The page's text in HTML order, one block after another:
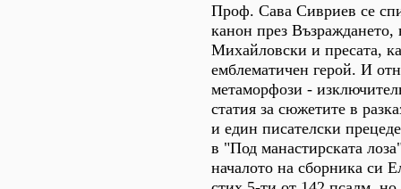
Проф. Сава Сивриев се
канон през Възраждането,
Михайловски и пресата,
емблематичен герой. И
метаморфози -
статия за сюжетите в
и един писателски
в "Под манастирската
началото на сборника си